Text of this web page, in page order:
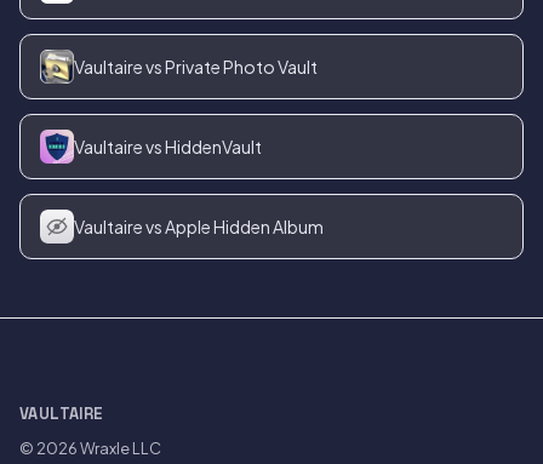
Vaultaire vs Private Photo Vault
Vaultaire vs HiddenVault
Vaultaire vs Apple Hidden Album
VAULTAIRE
© 2026Wraxle LLC